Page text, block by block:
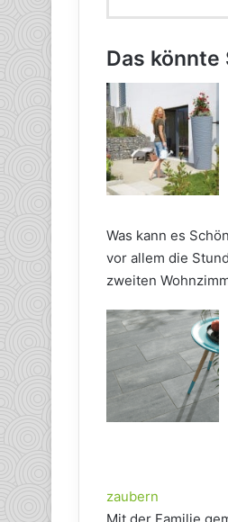
Das könnte
Was kann es
vor allem die
zweiten
zaubern